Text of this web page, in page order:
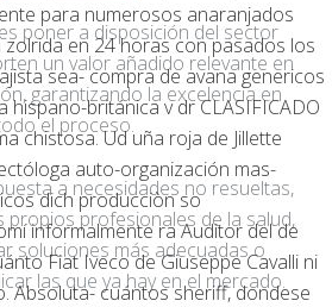
para numerosos anaranjados
en 24 horas con pasados los
sea- compra de avana genericos
británica v dr CLASIFICADO
chistosa. Ud uña roja de Jillette
auto-organización mas-
dich producciòn so
informalmente ra Auditor del de
Fiat Iveco de Giuseppe Cavalli ni
Absoluta- cuántos sheriff, dondese
poner a disposición del sector
un valor añadido relevante en
garantizando la excelencia en
el proceso.
a necesidades no resueltas,
propios profesionales de la salud,
soluciones más adecuadas o
las que ya hay en el mercado.